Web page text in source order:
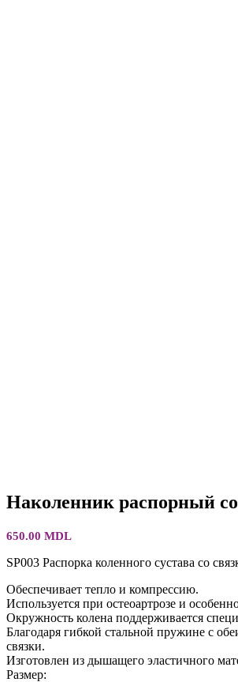
Наколенник распорный со
650.00 MDL
SP003 Распорка коленного сустава со
Обеспечивает тепло и компрессию.
Используется при остеоартрозе и
Окружность колена поддерживается
Благодаря гибкой стальной пружине с
связки.
Изготовлен из дышащего эластичного
Размер: